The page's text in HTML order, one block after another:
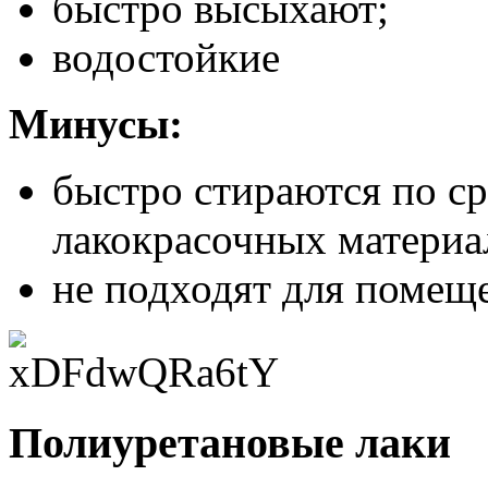
водостойкие
Минусы:
быстро стираются по
лакокрасочных
не подходят для
Полиуретановые лаки